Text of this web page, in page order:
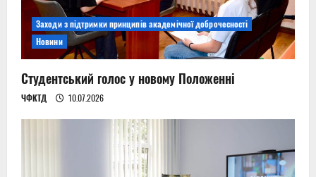
Заходи з підтримки принципів академічної доброчесності
Новини
Студентський голос у новому Положенні
ЧФКТД 10.07.2026